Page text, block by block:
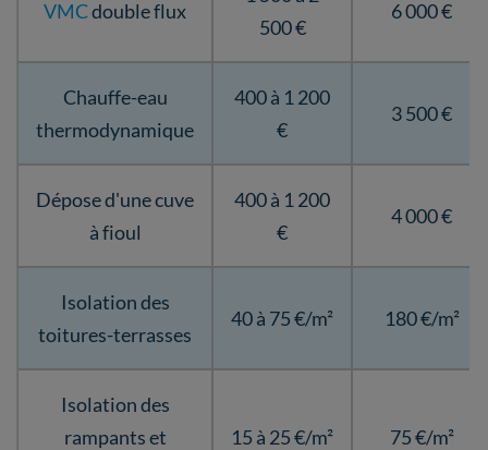
VMCdouble flux
500 €
6 000 €
Chauffe-eau
thermodynamique
400 à 1 200
€
3 500 €
Dépose d'une cuve
à fioul
400 à 1 200
€
4 000 €
Isolation des
toitures-terrasses
40 à 75 €/m² 180 €/m²
Isolation des
rampants et
15 à 25 €/m² 75 €/m²